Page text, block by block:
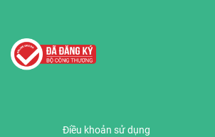
Điều khoản sử dụng